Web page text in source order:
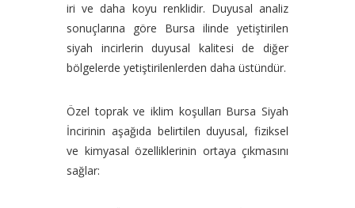
iri ve daha koyu renklidir. Duyusal analiz
sonuçlarına göre Bursa ilinde yetiştirilen
siyah incirlerin duyusal kalitesi de diğer
bölgelerde yetiştirilenlerden daha üstündür.
Özel toprak ve iklim koşulları Bursa Siyah
İncirinin aşağıda belirtilen duyusal, fiziksel
ve kimyasal özelliklerinin ortaya çıkmasını
sağlar: